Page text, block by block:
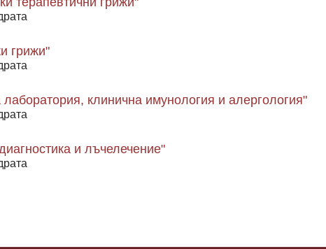
грижи"
клинична имунология и алергология"
и лъчелечение"